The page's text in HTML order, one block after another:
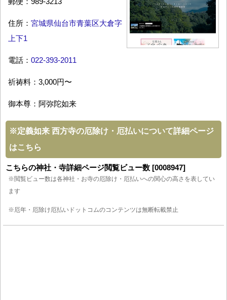
住所： 宮城県仙台市青葉区大倉字
上下1
電話： 022-393-2011
祈祷料：3,000円〜
御本尊：阿弥陀如来
※定義如来 西方寺の厄除け・厄払いについて詳細ページ
はこちら
こちらの神社・寺詳細ページ閲覧ビュー数 [0008947]
※閲覧ビュー数は各神社・お寺の厄除け・厄払いへの関心の高さを表してい
ます
※厄年・厄除け厄払いドットコムのコンテンツは無断転載禁止